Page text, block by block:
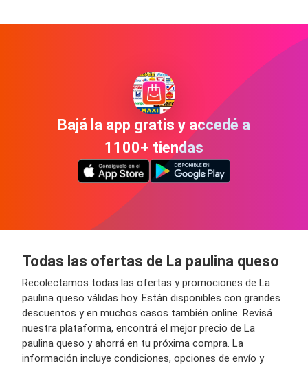
Bajá la app gratis y accedé a
1100+ tiendas
Todas las ofertas de La paulina queso
Recolectamos todas las ofertas y promociones de La
paulina queso válidas hoy. Están disponibles con grandes
descuentos y en muchos casos también online. Revisá
nuestra plataforma, encontrá el mejor precio de La
paulina queso y ahorrá en tu próxima compra. La
información incluye condiciones, opciones de envío y